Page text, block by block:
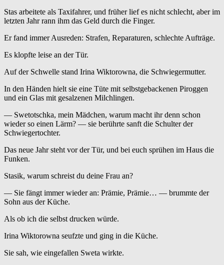
Stas arbeitete als Taxifahrer, und früher lief es nicht schlecht, aber im
letzten Jahr rann ihm das Geld durch die Finger.
Er fand immer Ausreden: Strafen, Reparaturen, schlechte Aufträge.
Es klopfte leise an der Tür.
Auf der Schwelle stand Irina Wiktorowna, die Schwiegermutter.
In den Händen hielt sie eine Tüte mit selbstgebackenen Piroggen
und ein Glas mit gesalzenen Milchlingen.
— Swetotschka, mein Mädchen, warum macht ihr denn schon
wieder so einen Lärm? — sie berührte sanft die Schulter der
Schwiegertochter.
Das neue Jahr steht vor der Tür, und bei euch sprühen im Haus die
Funken.
Stasik, warum schreist du deine Frau an?
— Sie fängt immer wieder an: Prämie, Prämie… — brummte der
Sohn aus der Küche.
Als ob ich die selbst drucken würde.
Irina Wiktorowna seufzte und ging in die Küche.
Sie sah, wie eingefallen Sweta wirkte.